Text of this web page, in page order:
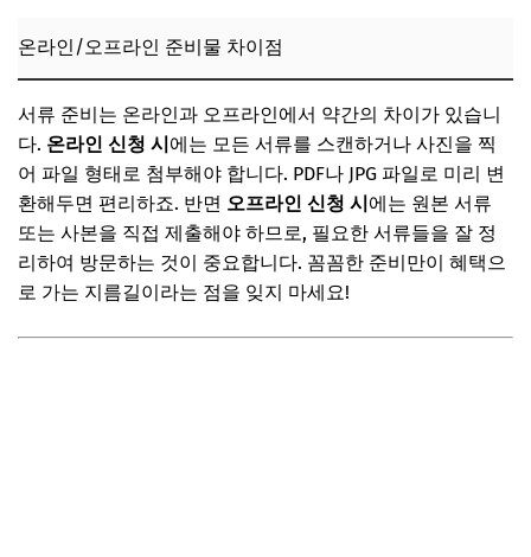
온라인/오프라인 준비물 차이점
서류 준비는 온라인과 오프라인에서 약간의 차이가 있습니
다. 온라인 신청 시에는 모든 서류를 스캔하거나 사진을 찍
어 파일 형태로 첨부해야 합니다. PDF나 JPG 파일로 미리 변
환해두면 편리하죠. 반면 오프라인 신청 시에는 원본 서류
또는 사본을 직접 제출해야 하므로, 필요한 서류들을 잘 정
리하여 방문하는 것이 중요합니다. 꼼꼼한 준비만이 혜택으
로 가는 지름길이라는 점을 잊지 마세요!